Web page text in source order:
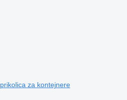
za kontejnere